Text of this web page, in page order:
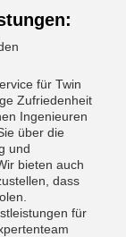
für Twin
Zufriedenheit
Ingenieuren
über die
und
bieten auch
dass
für